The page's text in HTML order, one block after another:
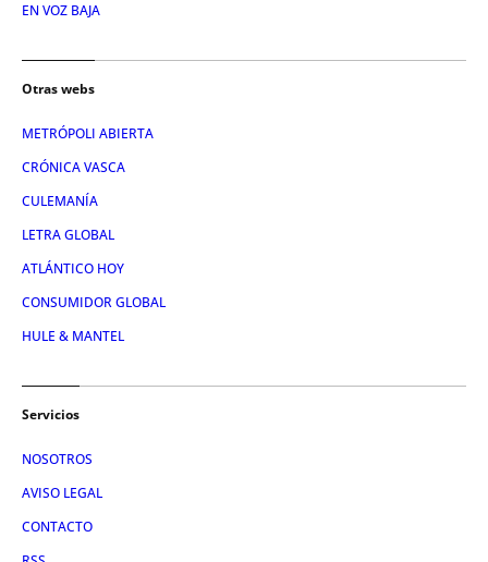
EN VOZ BAJA
Otras webs
METRÓPOLI ABIERTA
CRÓNICA VASCA
CULEMANÍA
LETRA GLOBAL
ATLÁNTICO HOY
CONSUMIDOR GLOBAL
HULE & MANTEL
Servicios
NOSOTROS
AVISO LEGAL
CONTACTO